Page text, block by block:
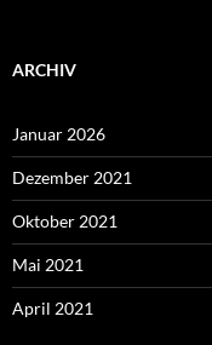
ARCHIV
Januar 2026
Dezember 2021
Oktober 2021
Mai 2021
April 2021